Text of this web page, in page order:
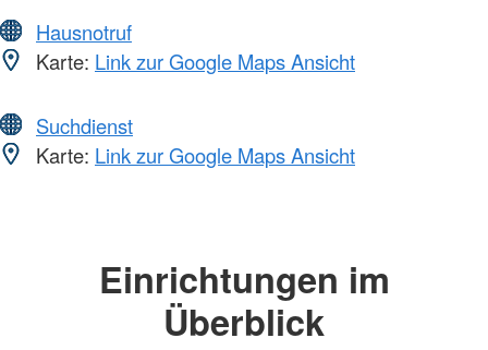
Hausnotruf
Karte: Link zur Google Maps Ansicht
Suchdienst
Karte: Link zur Google Maps Ansicht
Einrichtungen im
Überblick